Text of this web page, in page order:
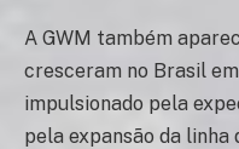
A GWM também
cresceram no Brasil
impulsionado pela
pela expansão da linha